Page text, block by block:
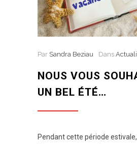
Par Sandra Beziau Dans
NOUS VOUS
UN BEL ÉTÉ…
Pendant cette période